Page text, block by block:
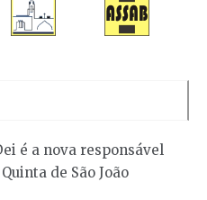
é a nova responsável
de São João